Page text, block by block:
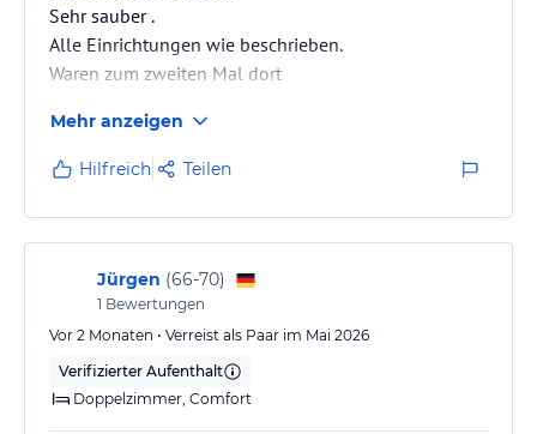
Sehr sauber .
Alle Einrichtungen wie beschrieben.
Waren zum zweiten Mal dort
Mehr anzeigen
Hilfreich Teilen
Jürgen (66-70)
1 Bewertungen
Vor 2 Monaten • Verreist als Paar im Mai 2026
Verifizierter Aufenthalt
Doppelzimmer, Comfort